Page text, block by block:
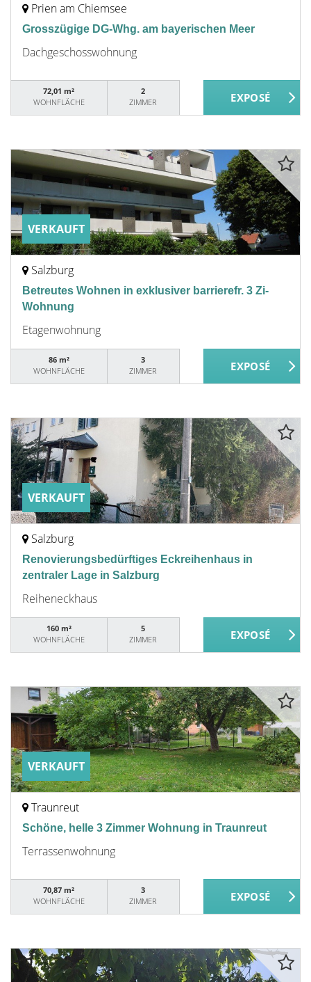
Prien am Chiemsee
Grosszügige DG-Whg. am bayerischen Meer
Dachgeschosswohnung
72,01 m²
WOHNFLÄCHE
2
ZIMMER
VERKAUFT
Salzburg
Betreutes Wohnen in exklusiver barrierefr. 3 Zi-
Wohnung
Etagenwohnung
86 m²
WOHNFLÄCHE
3
ZIMMER
VERKAUFT
Salzburg
Renovierungsbedürftiges Eckreihenhaus in
zentraler Lage in Salzburg
Reiheneckhaus
160 m²
WOHNFLÄCHE
5
ZIMMER
VERKAUFT
Traunreut
Schöne, helle 3 Zimmer Wohnung in Traunreut
Terrassenwohnung
70,87 m²
WOHNFLÄCHE
3
ZIMMER